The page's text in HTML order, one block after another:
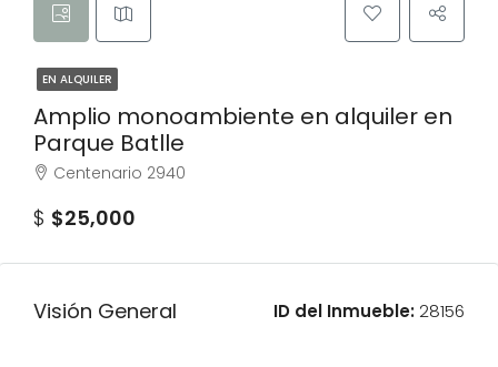
EN ALQUILER
Amplio monoambiente en alquiler en
Parque Batlle
Centenario 2940
$ $25,000
Visión General ID del Inmueble: 28156